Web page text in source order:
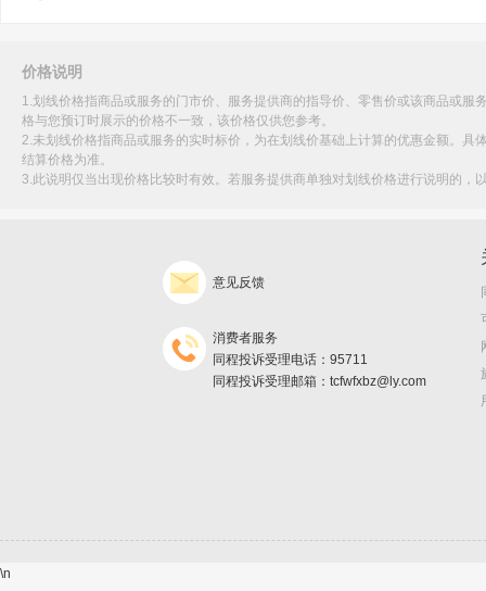
价格说明
1.划线价格指商品或服务的门市价、服务提供商的指导价、零售价或该商品或
格与您预订时展示的价格不一致，该价格仅供您参考。
2.未划线价格指商品或服务的实时标价，为在划线价基础上计算的优惠金额。
结算价格为准。
3.此说明仅当出现价格比较时有效。若服务提供商单独对划线价格进行说明的
意见反馈
消费者服务
同程投诉受理电话：95711
同程投诉受理邮箱：tcfwfxbz@ly.com
\n